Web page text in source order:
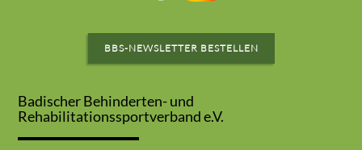
BBS-NEWSLETTER BESTELLEN
Badischer Behinderten- und
Rehabilitationssportverband e.V.